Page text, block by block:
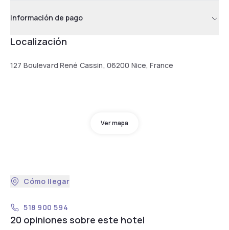
Información de pago
Localización
127 Boulevard René Cassin, 06200 Nice, France
Ver mapa
Cómo llegar
518 900 594
20 opiniones sobre este hotel